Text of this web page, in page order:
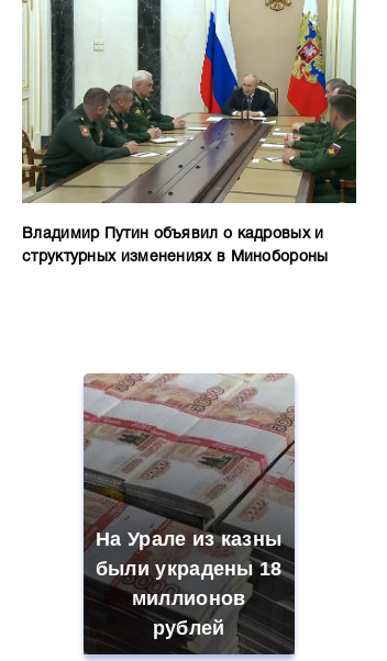
Владимир Путин объявил о кадровых и
структурных изменениях в Минобороны
На Урале из казны
были украдены 18
миллионов
рублей